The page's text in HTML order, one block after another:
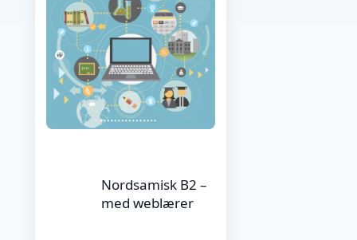
Nordsamisk B2 –
med weblærer